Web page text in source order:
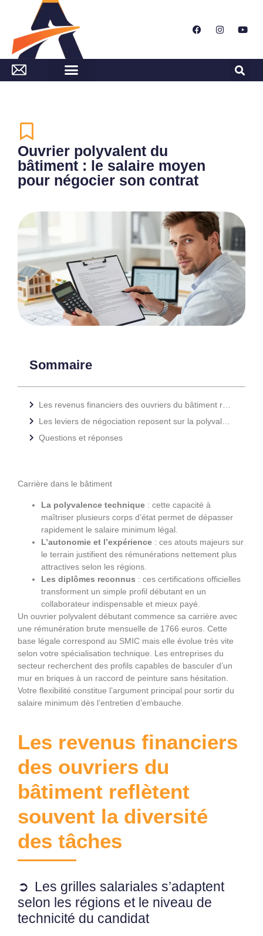
Ouvrier polyvalent du
bâtiment : le salaire moyen
pour négocier son contrat
Sommaire
Questions et réponses
Carrière dans le bâtiment
La polyvalence technique : cette capacité à
maîtriser plusieurs corps d’état permet de dépasser
rapidement le salaire minimum légal.
L’autonomie et l’expérience : ces atouts majeurs sur
le terrain justifient des rémunérations nettement plus
attractives selon les régions.
Les diplômes reconnus : ces certifications officielles
transforment un simple profil débutant en un
collaborateur indispensable et mieux payé.
Un ouvrier polyvalent débutant commence sa carrière avec
une rémunération brute mensuelle de 1766 euros. Cette
base légale correspond au SMIC mais elle évolue très vite
selon votre spécialisation technique. Les entreprises du
secteur recherchent des profils capables de basculer d’un
mur en briques à un raccord de peinture sans hésitation.
Votre flexibilité constitue l’argument principal pour sortir du
salaire minimum dès l’entretien d’embauche.
Les revenus financiers
des ouvriers du
bâtiment reflètent
souvent la diversité
des tâches
Les grilles salariales s’adaptent
selon les régions et le niveau de
technicité du candidat